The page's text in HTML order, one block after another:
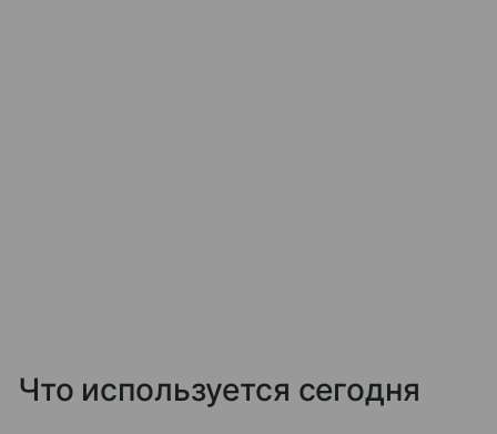
Что используется сегодня